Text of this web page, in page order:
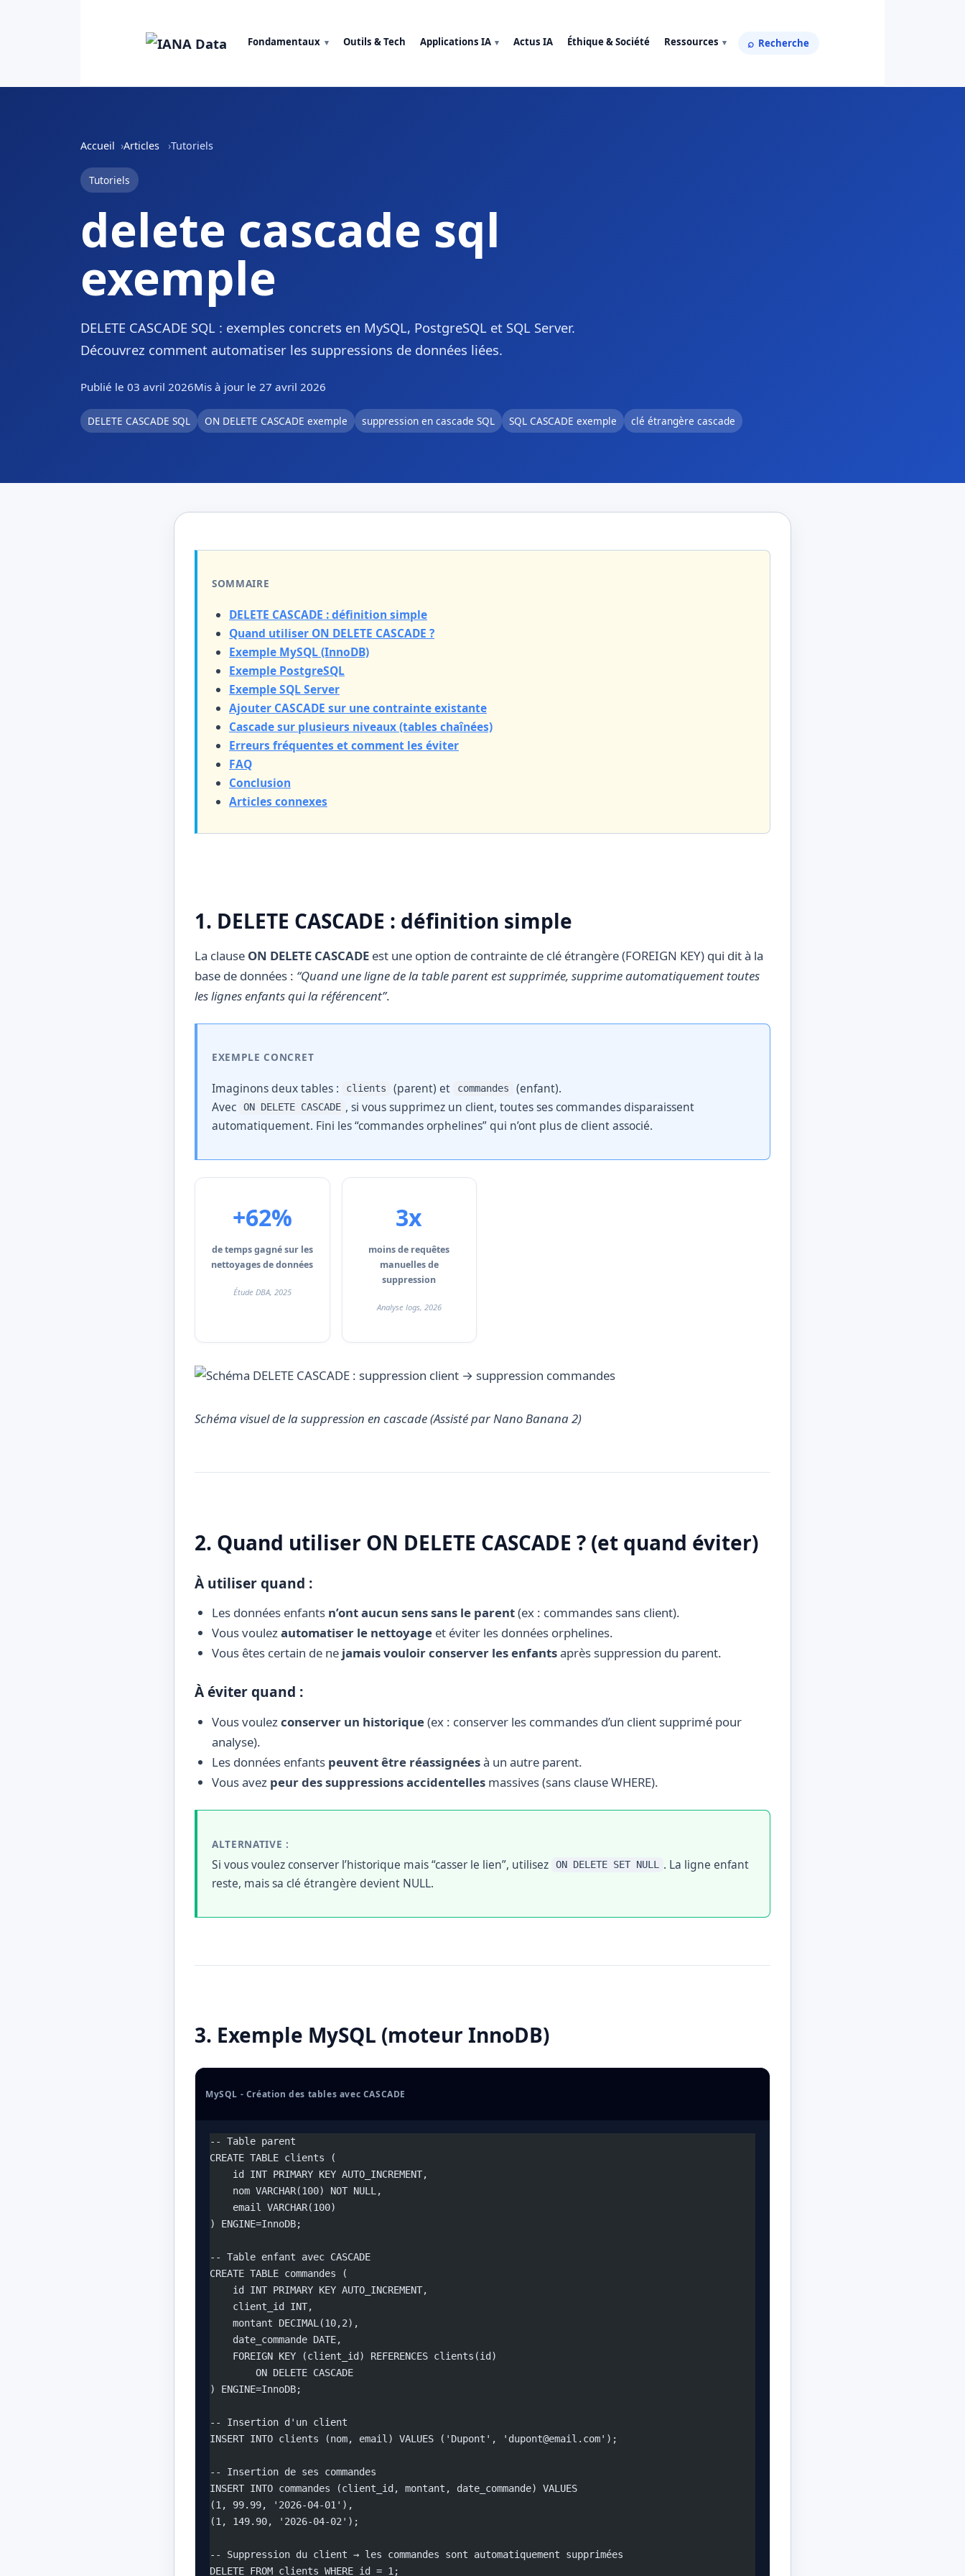
Fondamentaux Outils & Tech Applications IA Actus IA Éthique & Société Ressources Recherche
Accueil Articles Tutoriels
Tutoriels
delete cascade sql
exemple
DELETE CASCADE SQL : exemples concrets en MySQL, PostgreSQL et SQL Server.
Découvrez comment automatiser les suppressions de données liées.
Publié le 03 avril 2026Mis à jour le 27 avril 2026
DELETE CASCADE SQL ON DELETE CASCADE exemple suppression en cascade SQL SQL CASCADE exemple clé étrangère cascade
SOMMAIRE
DELETE CASCADE : définition simple
Quand utiliser ON DELETE CASCADE ?
Exemple MySQL (InnoDB)
Exemple PostgreSQL
Exemple SQL Server
Ajouter CASCADE sur une contrainte existante
Cascade sur plusieurs niveaux (tables chaînées)
Erreurs fréquentes et comment les éviter
FAQ
Conclusion
Articles connexes
1. DELETE CASCADE : définition simple
La clause ON DELETE CASCADE est une option de contrainte de clé étrangère (FOREIGN KEY) qui dit à la
base de données : “Quand une ligne de la table parent est supprimée, supprime automatiquement toutes
les lignes enfants qui la référencent”.
EXEMPLE CONCRET
Imaginons deux tables : clients (parent) et commandes
(enfant).
Avec
ON DELETE CASCADE , si vous supprimez un client, toutes ses commandes disparaissent
automatiquement. Fini les “commandes orphelines” qui n’ont plus de client associé.
+62%
de temps gagné sur les
nettoyages de données
Étude DBA, 2025
3x
moins de requêtes
manuelles de
suppression
Analyse logs, 2026
Schéma visuel de la suppression en cascade (Assisté par Nano Banana 2)
2. Quand utiliser ON DELETE CASCADE ? (et quand éviter)
À utiliser quand :
Les données enfants n’ont aucun sens sans le parent(ex : commandes sans client).
Vous voulezautomatiser le nettoyage et éviter les données orphelines.
Vous êtes certain de ne jamais vouloir conserver les enfantsaprès suppression du parent.
À éviter quand :
Vous voulezconserver un historique(ex : conserver les commandes d’un client supprimé pour
analyse).
Les données enfants peuvent être réassignéesà un autre parent.
Vous avez peur des suppressions accidentelles massives (sans clause WHERE).
ALTERNATIVE :
Si vous voulez conserver l’historique mais “casser le lien”, utilisez ON DELETE SET NULL . La ligne enfant
reste, mais sa clé étrangère devient NULL.
3. Exemple MySQL (moteur InnoDB)
MySQL - Création des tables avec CASCADE
-- Table parent
CREATE TABLE clients (
    id INT PRIMARY KEY AUTO_INCREMENT,
    nom VARCHAR(100) NOT NULL,
    email VARCHAR(100)
) ENGINE=InnoDB;
-- Table enfant avec CASCADE
CREATE TABLE commandes (
    id INT PRIMARY KEY AUTO_INCREMENT,
    client_id INT,
    montant DECIMAL(10,2),
    date_commande DATE,
    FOREIGN KEY (client_id) REFERENCES clients(id)
        ON DELETE CASCADE
) ENGINE=InnoDB;
-- Insertion d'un client
INSERT INTO clients (nom, email) VALUES ('Dupont', 'dupont@email.com');
-- Insertion de ses commandes
INSERT INTO commandes (client_id, montant, date_commande) VALUES
(1, 99.99, '2026-04-01'),
(1, 149.90, '2026-04-02');
-- Suppression du client → les commandes sont automatiquement supprimées
DELETE FROM clients WHERE id = 1;